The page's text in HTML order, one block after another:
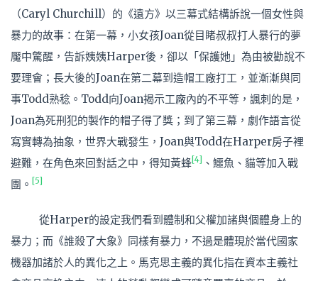
（Caryl Churchill）的《遠方》以三幕式結構訴說一個女性與
暴力的故事：在第一幕，小女孩Joan從目睹叔叔打人暴行的夢
魘中驚醒，告訴姨姨Harper後，卻以「保護她」為由被勸說不
要理會；長大後的Joan在第二幕到造帽工廠打工，並漸漸與同
事Todd熟稔。Todd向Joan揭示工廠內的不平等，諷刺的是，
Joan為死刑犯的製作的帽子得了獎；到了第三幕，劇作語言從
寫實轉為抽象，世界大戰發生，Joan與Todd在Harper房子裡
避難，在角色來回對話之中，得知黃蜂 [4]
、鱷魚、貓等加入戰
團。
[5]
從Harper的設定我們看到體制和父權加諸與個體身上的
暴力；而《誰殺了大象》同樣有暴力，不過是體現於當代國家
機器加諸於人的異化之上。馬克思主義的異化指在資本主義社